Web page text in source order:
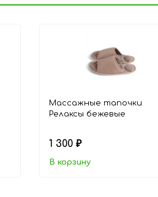
Массажные тапочки
Релаксы бежевые
1 300 ₽
В корзину